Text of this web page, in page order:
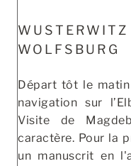
WOLFSBURG
Départ tôt le
navigation sur
Visite de
caractère. Pour la
un manuscrit en